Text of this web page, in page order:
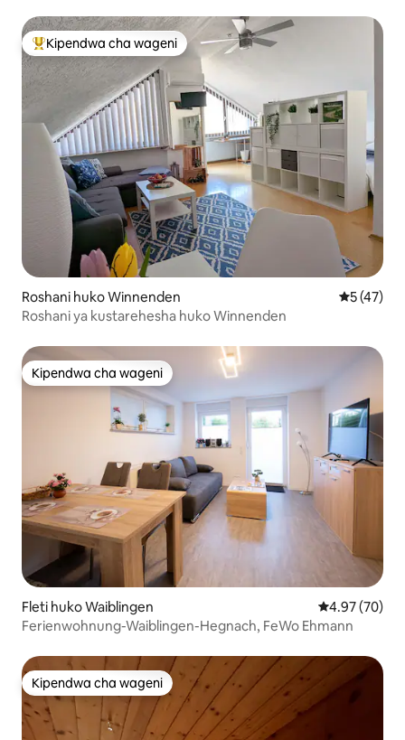
Kipendwa maarufu cha wageni
Kipendwa cha wageni
Roshani huko Winnenden Ukadiriaji
5 (47)
Roshani ya kustarehesha huko Winnenden
Kipendwa cha wageni
Kipendwa cha wageni
Fleti huko Waiblingen Ukadiriaji wa
4.97 (70)
Ferienwohnung-Waiblingen-Hegnach, FeWo Ehmann
Kipendwa cha wageni
Kipendwa cha wageni